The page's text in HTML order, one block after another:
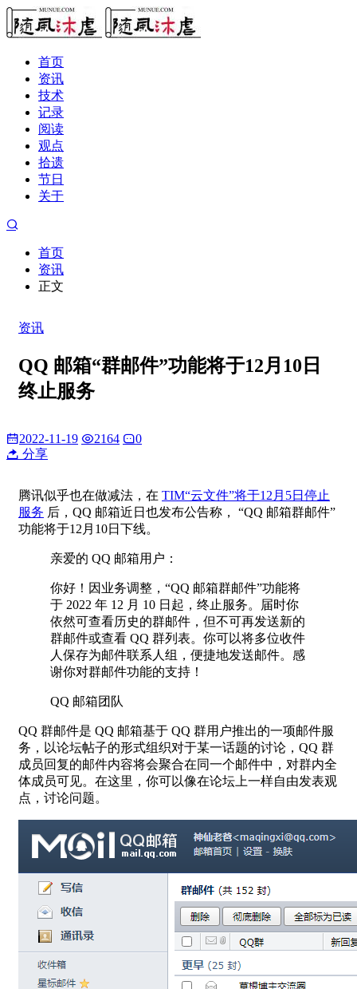
首页
资讯
技术
记录
阅读
观点
拾遗
节日
关于
首页
资讯
正文
资讯
QQ 邮箱“群邮件”功能将于12月10日
终止服务
2022-11-19 2164
0
分享
腾讯似乎也在做减法，在 TIM“云文件”将于12月5日停止
服务 后，QQ 邮箱近日也发布公告称， “QQ 邮箱群邮件”
功能将于12月10日下线。
亲爱的 QQ 邮箱用户：
你好！因业务调整，“QQ 邮箱群邮件”功能将
于 2022 年 12 月 10 日起，终止服务。届时你
依然可查看历史的群邮件，但不可再发送新的
群邮件或查看 QQ 群列表。你可以将多位收件
人保存为邮件联系人组，便捷地发送邮件。感
谢你对群邮件功能的支持！
QQ 邮箱团队
QQ 群邮件是 QQ 邮箱基于 QQ 群用户推出的一项邮件服
务， 以论坛帖子的形式组织对于某一话题的讨论，QQ 群
成员回复的邮件内容将会聚合在同一个邮件中 ，对群内全
体成员可见。在这里，你可以像在论坛上一样自由发表观
点，讨论问题。